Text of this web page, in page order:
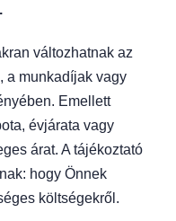
változhatnak az
a munkadíjak vagy
Emellett
évjárata vagy
árat. A tájékoztató
hogy Önnek
költségekről.